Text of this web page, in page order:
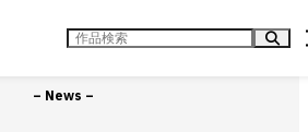
検
– News –